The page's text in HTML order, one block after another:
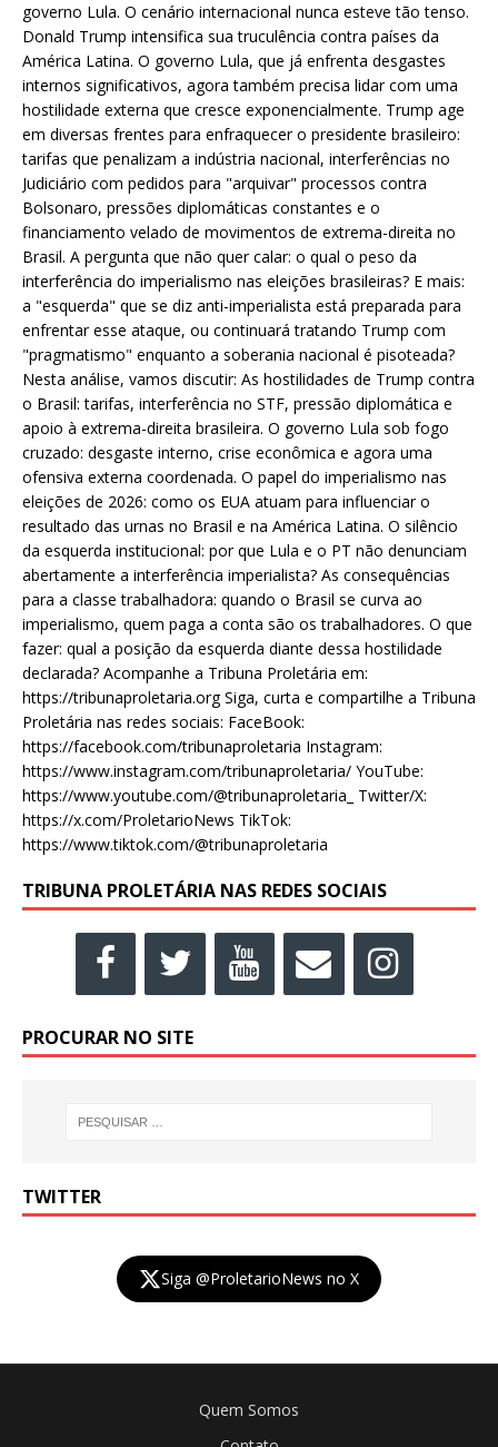
governo Lula. O cenário internacional nunca esteve tão tenso.
Donald Trump intensifica sua truculência contra países da
América Latina. O governo Lula, que já enfrenta desgastes
internos significativos, agora também precisa lidar com uma
hostilidade externa que cresce exponencialmente. Trump age
em diversas frentes para enfraquecer o presidente brasileiro:
tarifas que penalizam a indústria nacional, interferências no
Judiciário com pedidos para "arquivar" processos contra
Bolsonaro, pressões diplomáticas constantes e o
financiamento velado de movimentos de extrema-direita no
Brasil. A pergunta que não quer calar: o qual o peso da
interferência do imperialismo nas eleições brasileiras? E mais:
a "esquerda" que se diz anti-imperialista está preparada para
enfrentar esse ataque, ou continuará tratando Trump com
"pragmatismo" enquanto a soberania nacional é pisoteada?
Nesta análise, vamos discutir: As hostilidades de Trump contra
o Brasil: tarifas, interferência no STF, pressão diplomática e
apoio à extrema-direita brasileira. O governo Lula sob fogo
cruzado: desgaste interno, crise econômica e agora uma
ofensiva externa coordenada. O papel do imperialismo nas
eleições de 2026: como os EUA atuam para influenciar o
resultado das urnas no Brasil e na América Latina. O silêncio
da esquerda institucional: por que Lula e o PT não denunciam
abertamente a interferência imperialista? As consequências
para a classe trabalhadora: quando o Brasil se curva ao
imperialismo, quem paga a conta são os trabalhadores. O que
fazer: qual a posição da esquerda diante dessa hostilidade
declarada? Acompanhe a Tribuna Proletária em:
https://tribunaproletaria.org Siga, curta e compartilhe a Tribuna
Proletária nas redes sociais: FaceBook:
https://facebook.com/tribunaproletaria Instagram:
https://www.instagram.com/tribunaproletaria/ YouTube:
https://www.youtube.com/@tribunaproletaria_ Twitter/X:
https://x.com/ProletarioNews TikTok:
https://www.tiktok.com/@tribunaproletaria
TRIBUNA PROLETÁRIA NAS REDES SOCIAIS
PROCURAR NO SITE
TWITTER
Siga @ProletarioNews no X
Quem Somos